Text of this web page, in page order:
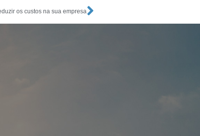
os custos na sua empresa